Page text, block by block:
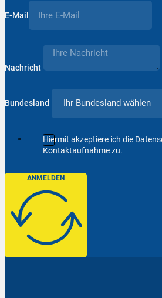
E-Mail
Nachricht
Bundesland
Hiermit akzeptiere ich die
Kontaktaufnahme zu.
ANMELDEN